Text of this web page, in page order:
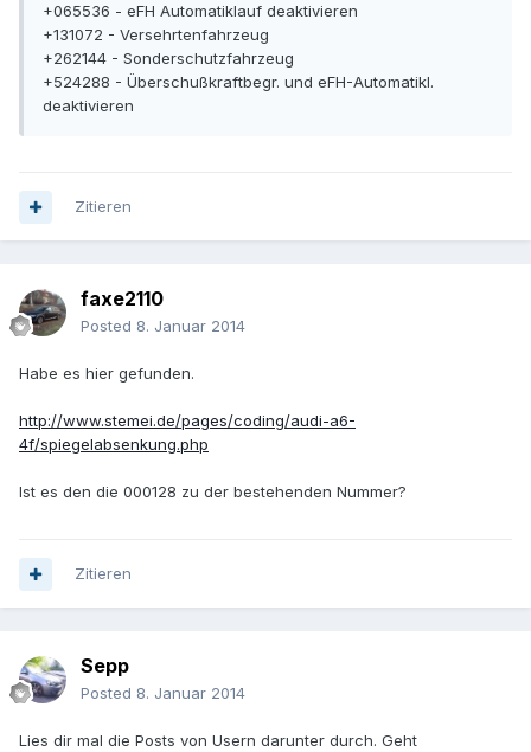
+065536 - eFH Automatiklauf deaktivieren
+131072 - Versehrtenfahrzeug
+262144 - Sonderschutzfahrzeug
+524288 - Überschußkraftbegr. und eFH-Automatikl.
deaktivieren
Zitieren
faxe2110
Posted 8. Januar 2014
Habe es hier gefunden.
http://www.stemei.de/pages/coding/audi-a6-
4f/spiegelabsenkung.php
Ist es den die 000128 zu der bestehenden Nummer?
Zitieren
Sepp
Posted 8. Januar 2014
Lies dir mal die Posts von Usern darunter durch. Geht